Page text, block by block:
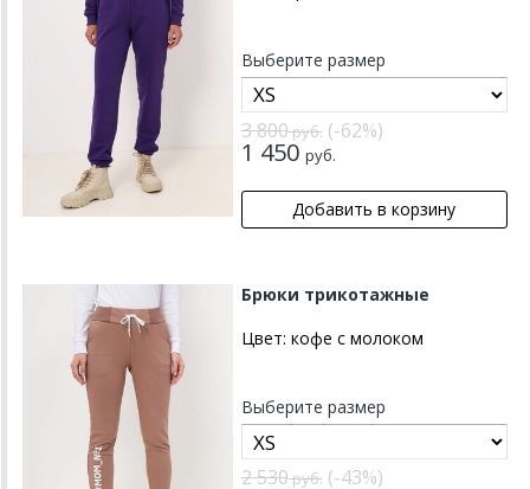
Выберите размер
3 800руб.(-62%)
1 450руб.
Брюки трикотажные
Цвет: кофе с молоком
Выберите размер
2 530руб.(-43%)